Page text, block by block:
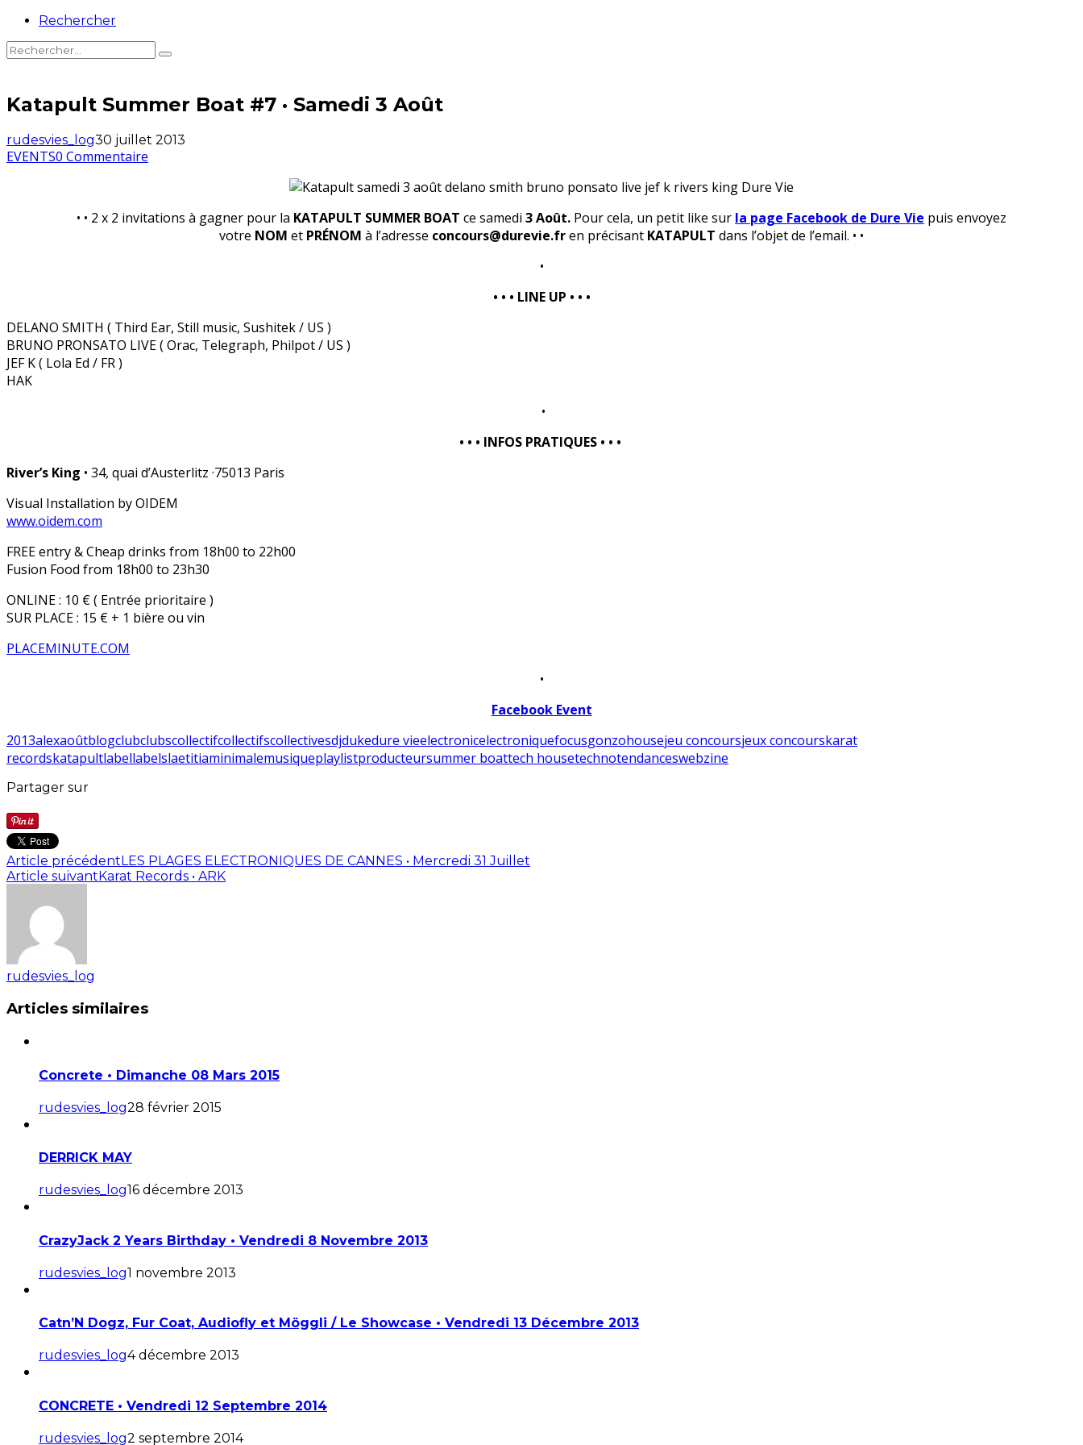
Rechercher
Katapult Summer Boat #7 · Samedi 3 Août
rudesvies_log30 juillet 2013
EVENTS0 Commentaire
• • 2 x 2 invitations à gagner pour la KATAPULT SUMMER BOAT ce samedi 3 Août. Pour cela, un petit like sur la page Facebook de Dure Vie puis envoyez
votre NOM et PRÉNOM à l’adresse concours@durevie.fren précisant KATAPULT dans l’objet de l’email. • •
•
• • • LINE UP • • •
DELANO SMITH ( Third Ear, Still music, Sushitek / US )
BRUNO PRONSATO LIVE ( Orac, Telegraph, Philpot / US )
JEF K ( Lola Ed / FR )
HAK
•
• • • INFOS PRATIQUES • • •
River’s King • 34, quai d’Austerlitz ·75013 Paris
Visual Installation by OIDEM
www.oidem.com
FREE entry & Cheap drinks from 18h00 to 22h00
Fusion Food from 18h00 to 23h30
ONLINE : 10 € ( Entrée prioritaire )
SUR PLACE : 15 € + 1 bière ou vin
PLACEMINUTE.COM
•
Facebook Event
2013alexaoûtblogclubclubscollectifcollectifscollectivesdjdukedure vieelectronicelectroniquefocusgonzohousejeu concoursjeux concourskarat
recordskatapultlabellabelslaetitiaminimalemusiqueplaylistproducteursummer boattech housetechnotendanceswebzine
Partager sur
Article précédentLES PLAGES ELECTRONIQUES DE CANNES • Mercredi 31 Juillet
Article suivantKarat Records • ARK
rudesvies_log
Articles similaires
Concrete • Dimanche 08 Mars 2015
rudesvies_log28 février 2015
DERRICK MAY
rudesvies_log16 décembre 2013
CrazyJack 2 Years Birthday • Vendredi 8 Novembre 2013
rudesvies_log1 novembre 2013
Catn’N Dogz, Fur Coat, Audiofly et Möggli / Le Showcase • Vendredi 13 Décembre 2013
rudesvies_log4 décembre 2013
CONCRETE • Vendredi 12 Septembre 2014
rudesvies_log2 septembre 2014